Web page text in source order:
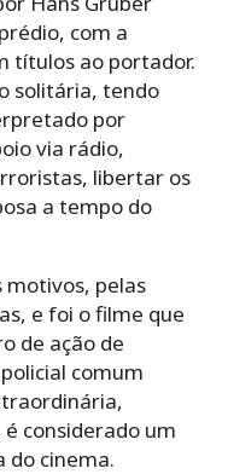
com a
títulos ao portador.
solitária, tendo
por
via rádio,
libertar os
a tempo do
motivos, pelas
e foi o filme que
de ação de
comum
considerado um
do cinema.